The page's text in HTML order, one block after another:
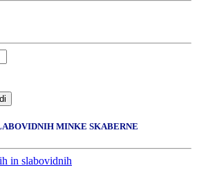
MINKE SKABERNE